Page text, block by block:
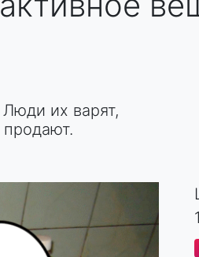
их варят,